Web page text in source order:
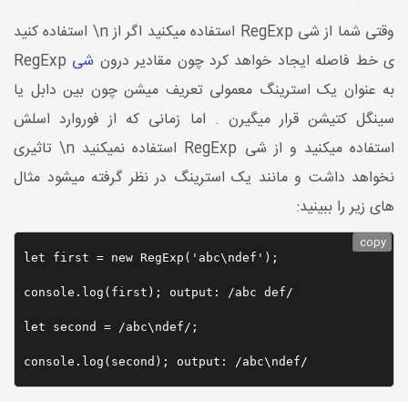
وقتی شما از شی RegExp استفاده میکنید اگر از n\ استفاده کنید
ی خط فاصله ایجاد خواهد کرد چون مقادیر درون شی RegExp
به عنوان یک استرینگ معمولی تعریف میشن چون بین دابل یا
سینگل کتیشن قرار میگیرن . اما زمانی که از فوروارد اسلش
استفاده میکنید و از شی RegExp استفاده نمیکنید n\ تاثیری
نخواهد داشت و مانند یک استرینگ در نظر گرفته میشود مثال
های زیر را ببینید:
let first = new RegExp('abc\ndef');
console.log(first); output: /abc def/
let second = /abc\ndef/;
console.log(second); output: /abc\ndef/
copy